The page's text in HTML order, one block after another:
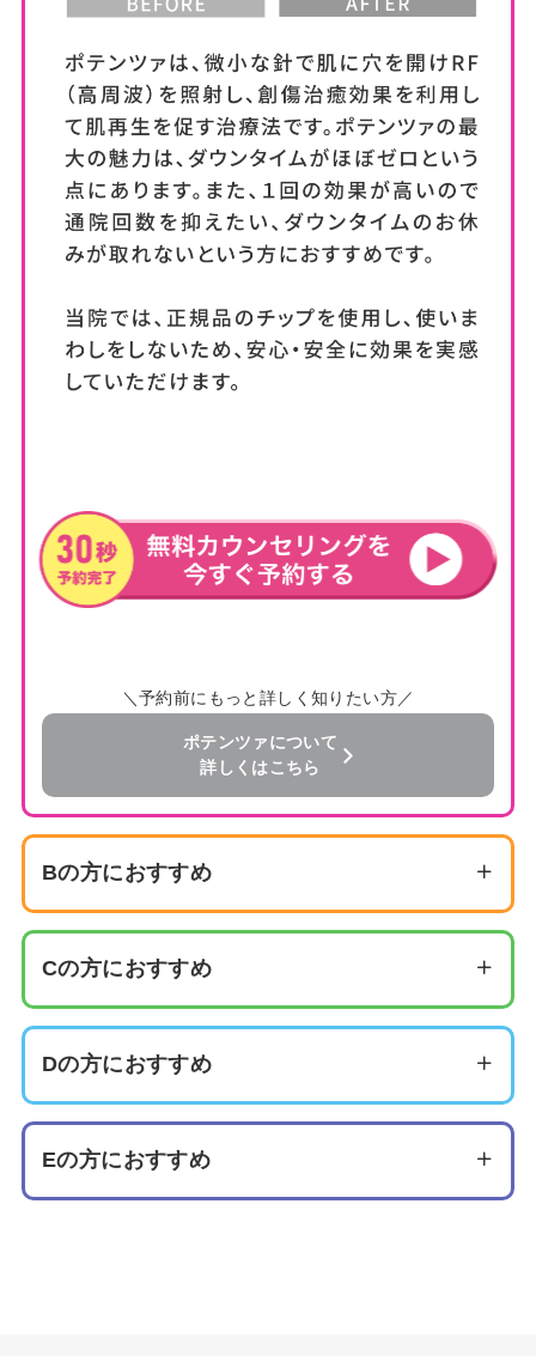
＼予約前にもっと詳しく知りたい方／
ポテンツァについて
詳しくはこちら
Bの方におすすめ
おすすめの施術はこちら
ダーマペン
ポテンツァ
Cの方におすすめ
おすすめの施術はこちら
Dの方におすすめ
Eの方におすすめ